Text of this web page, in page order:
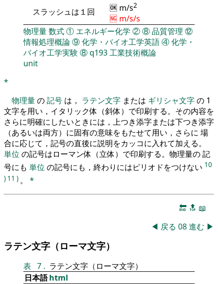
スラッシュは１回
🆗 m/s2
🆖 m/s/s
物理量数式① エネルギー化学 ②⑧品質管理 ⑫
情報処理概論⑨化学・バイオ工学英語④化学・
バイオ工学実験 ⑧q193工業技術概論
unit
*
物理量の記号 は， ラテン文字 または ギリシャ文字の 1
文字を用い，イタリック体（斜体）で印刷する。その内容を
さらに明確にしたいときには，上つき添字または下つき添字
（あるいは両方）に固有の意味をもたせて用い，さらに 場
合に応じて，記号の直後に説明をカッコに入れて加える。
単位 の記号はローマン体（立体）で印刷する。物理量の 記
号にも 単位 の記号にも，終わりにはピリオドをつけない 10
) 11 ) 。 *
🔚 🔝 📖
◀ 戻る 08進む ▶
ラテン文字（ローマ文字）
表 7 . ラテン文字（ローマ文字）
日本語html